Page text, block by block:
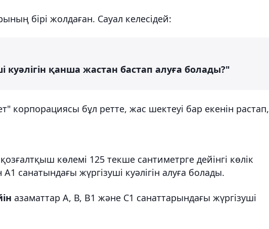
бірі жолдаған. Сауал келесідей:
куәлігін қанша жастан бастап алуға болады?"
корпорациясы бұл ретте, жас шектеуі бар екенін растап,
қозғалтқыш көлемі 125 текше сантиметрге дейінгі көлік
санатындағы жүргізуші куәлігін алуға болады.
азаматтар А, В, В1 және С1 санаттарындағы жүргізуші